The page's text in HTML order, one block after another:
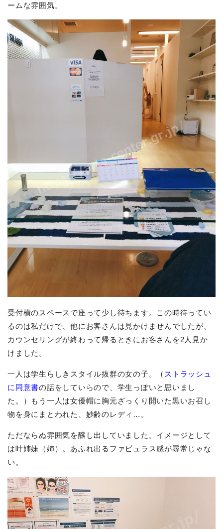
ームな雰囲気。
受付横のスペースで座って少し待ちます。この時待ってい
るのは私だけで、他にお客さんは見かけませんでしたが、
カウンセリングが終わって帰るときにお客さんを2人見か
けました。
一人は学生らしきスタイル抜群の女の子。（ ストラッシュ
に同意書の話をしていらので、学生っぽいと思いまし
た。）もう一人は女優帽に胸元ざっくり開いた黒いお召し
物を身にまとわれた、妙齢のレディ…。
ただならぬ雰囲気を醸し出していました。イメージとして
は叶姉妹（姉）。あふれ出るファビュラス感が尋常じゃな
い。